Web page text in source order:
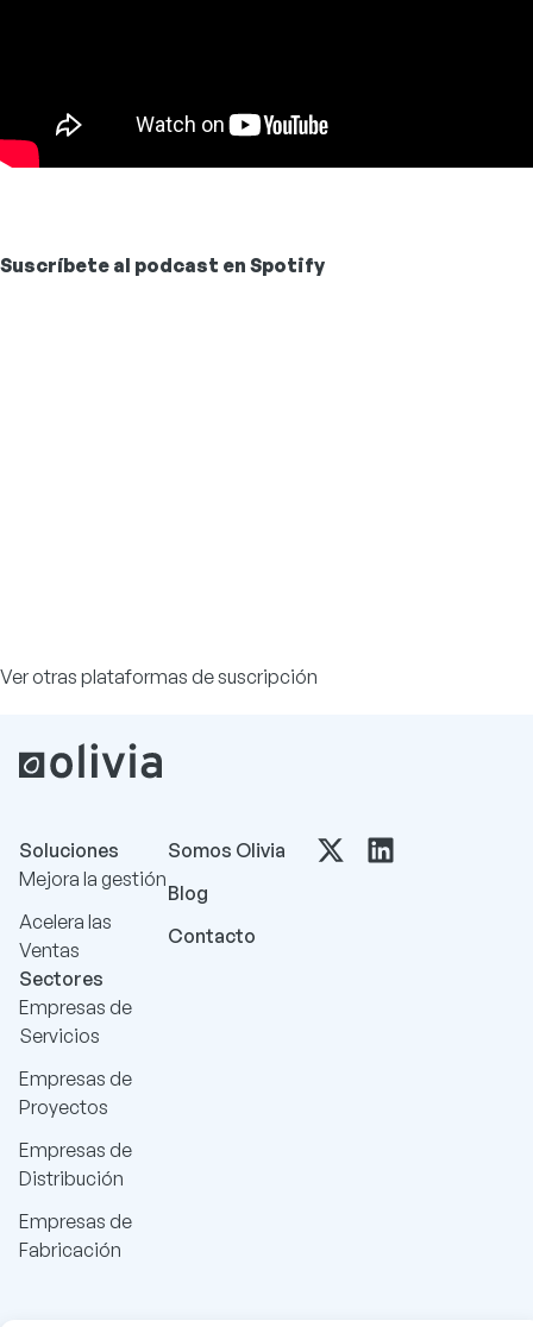
Suscríbete al podcast en Spotify
Ver otras plataformas de suscripción
Soluciones
Mejora la gestión
Acelera las
Ventas
Sectores
Empresas de
Servicios
Empresas de
Proyectos
Empresas de
Distribución
Empresas de
Fabricación
Somos Olivia
Blog
Contacto